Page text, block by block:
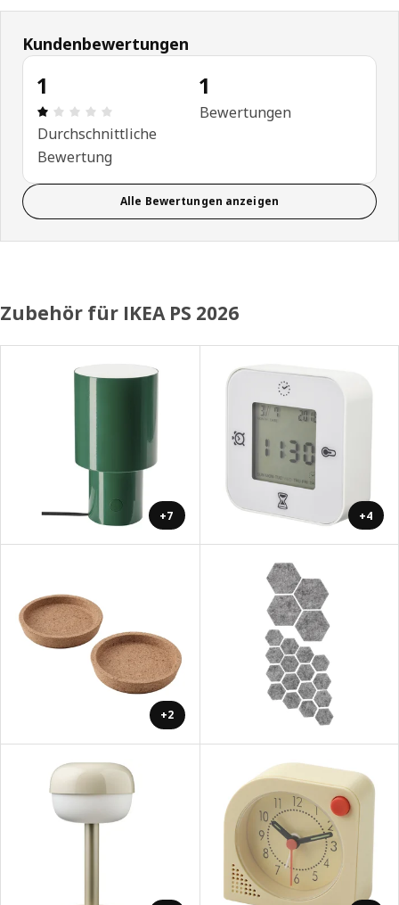
Kundenbewertungen
1
Bewertung: 1 von 5 Sterne Anzahl der
Durchschnittliche
Bewertung
1
Bewertungen
Alle Bewertungen anzeigen
Zubehör für IKEA PS 2026
+7 +4
+2